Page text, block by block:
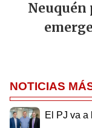
Neuquén
NOTICIAS
El PJ va a